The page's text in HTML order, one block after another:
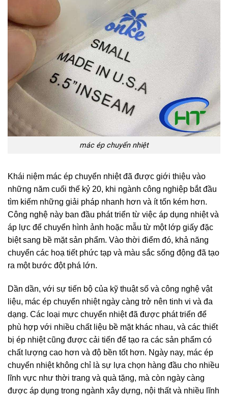
mác ép chuyển nhiệt
Khái niệm mác ép chuyển nhiệt đã được giới thiệu vào
những năm cuối thế kỷ 20, khi ngành công nghiệp bắt đầu
tìm kiếm những giải pháp nhanh hơn và ít tốn kém hơn.
Công nghệ này ban đầu phát triển từ việc áp dụng nhiệt và
áp lực để chuyển hình ảnh hoặc mẫu từ một lớp giấy đặc
biệt sang bề mặt sản phẩm. Vào thời điểm đó, khả năng
chuyển các hoạ tiết phức tạp và màu sắc sống động đã tạo
ra một bước đột phá lớn.
Dần dần, với sự tiến bộ của kỹ thuật số và công nghệ vật
liệu, mác ép chuyển nhiệt ngày càng trở nên tinh vi và đa
dạng. Các loại mực chuyển nhiệt đã được phát triển để
phù hợp với nhiều chất liệu bề mặt khác nhau, và các thiết
bị ép nhiệt cũng được cải tiến để tạo ra các sản phẩm có
chất lượng cao hơn và độ bền tốt hơn. Ngày nay, mác ép
chuyển nhiệt không chỉ là sự lựa chọn hàng đầu cho nhiều
lĩnh vực như thời trang và quà tặng, mà còn ngày càng
được áp dụng trong ngành xây dựng, nội thất và nhiều lĩnh